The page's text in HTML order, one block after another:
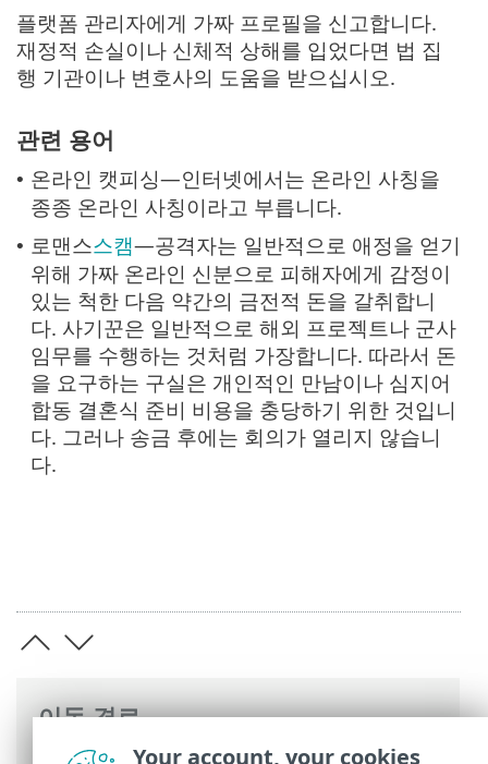
이동 경로
플랫폼 관리자에게 가짜 프로필을 신고합니다.
재정적 손실이나 신체적 상해를 입었다면 법 집
행 기관이나 변호사의 도움을 받으십시오.
관련 용어
• 온라인 캣피싱—인터넷에서는 온라인 사칭을
종종 온라인 사칭이라고 부릅니다.
• 로맨스스캠—공격자는 일반적으로 애정을 얻기
위해 가짜 온라인 신분으로 피해자에게 감정이
있는 척한 다음 약간의 금전적 돈을 갈취합니
다. 사기꾼은 일반적으로 해외 프로젝트나 군사
임무를 수행하는 것처럼 가장합니다. 따라서 돈
을 요구하는 구실은 개인적인 만남이나 심지어
합동 결혼식 준비 비용을 충당하기 위한 것입니
다. 그러나 송금 후에는 회의가 열리지 않습니
다.
Your account, your cookies